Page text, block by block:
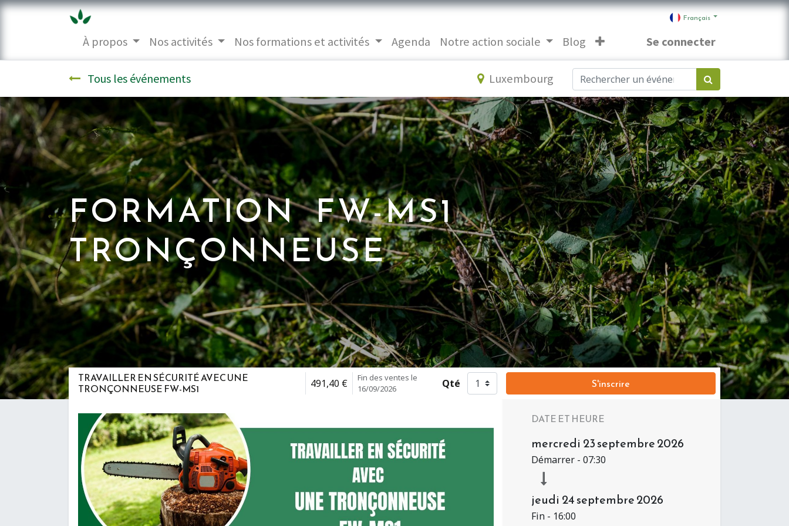
Français
À propos Nos activités Nos formations et activités Agenda Notre action sociale Blog Se connecter
Tous les événements Luxembourg
FORMATION FW-MS1
TRONÇONNEUSE
TRAVAILLER EN SÉCURITÉ AVEC UNE
TRONÇONNEUSE FW-MS1 491,40 €
Fin des ventes le
16/09/2026
Qté S'inscrire
DATE ET HEURE
mercredi 23 septembre 2026
Démarrer - 07:30
jeudi 24 septembre 2026
Fin - 16:00